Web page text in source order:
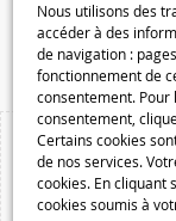
Nous utilisons des
accéder à des
de navigation :
fonctionnement de
consentement.
consentement,
Certains cookies
de nos services.
cookies. En cliquant
cookies soumis à
Macway.com